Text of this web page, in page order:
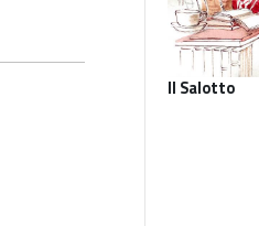
Il Salotto